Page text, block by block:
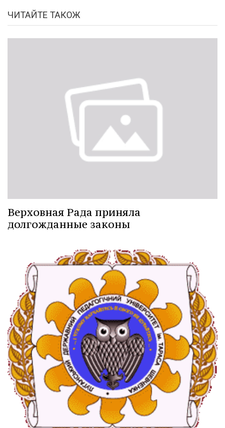
ЧИТАЙТЕ ТАКОЖ
Верховная Рада приняла
долгожданные законы